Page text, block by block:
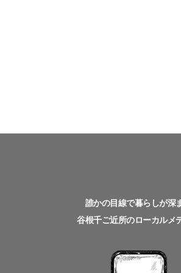
誰かの目線で暮らしが深
谷根千ご近所のローカルメ